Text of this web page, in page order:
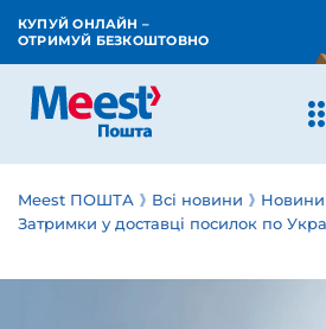
КУПУЙ ОНЛАЙН –
ОТРИМУЙ БЕЗКОШТОВНО
Meest ПОШТА Всі новини
Новини
Затримки у доставці посилок по